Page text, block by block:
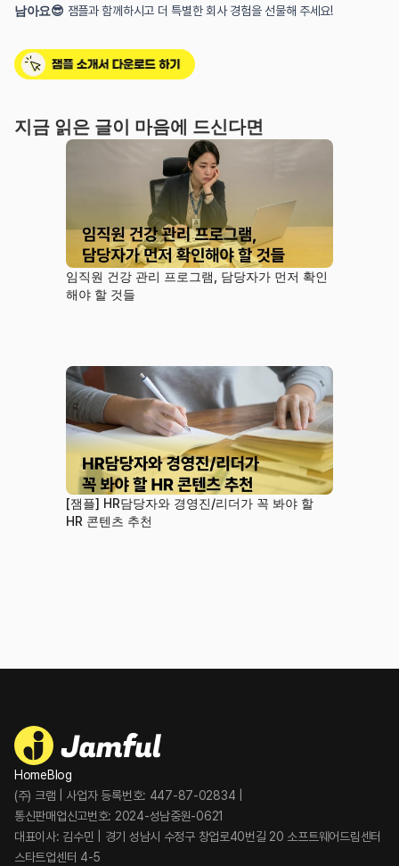
남아요😎 잼플과 함께하시고 더 특별한 회사 경험을 선물해 주세요!
지금 읽은 글이 마음에 드신다면
임직원 건강 관리 프로그램, 담당자가 먼저 확인
해야 할 것들
[잼플] HR담당자와 경영진/리더가 꼭 봐야 할
HR 콘텐츠 추천
HomeBlog
(주) 크램 | 사업자 등록번호: 447-87-02834 |
통신판매업신고번호: 2024-성남중원-0621
대표이사: 김수민 | 경기 성남시 수정구 창업로40번길 20 소프트웨어드림센터
스타트업센터 4-5